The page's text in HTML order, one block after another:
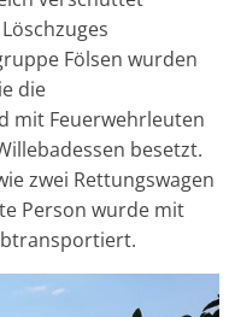
Fölsen wurden
die
mit Feuerwehrleuten
besetzt.
zwei Rettungswagen
Person wurde mit